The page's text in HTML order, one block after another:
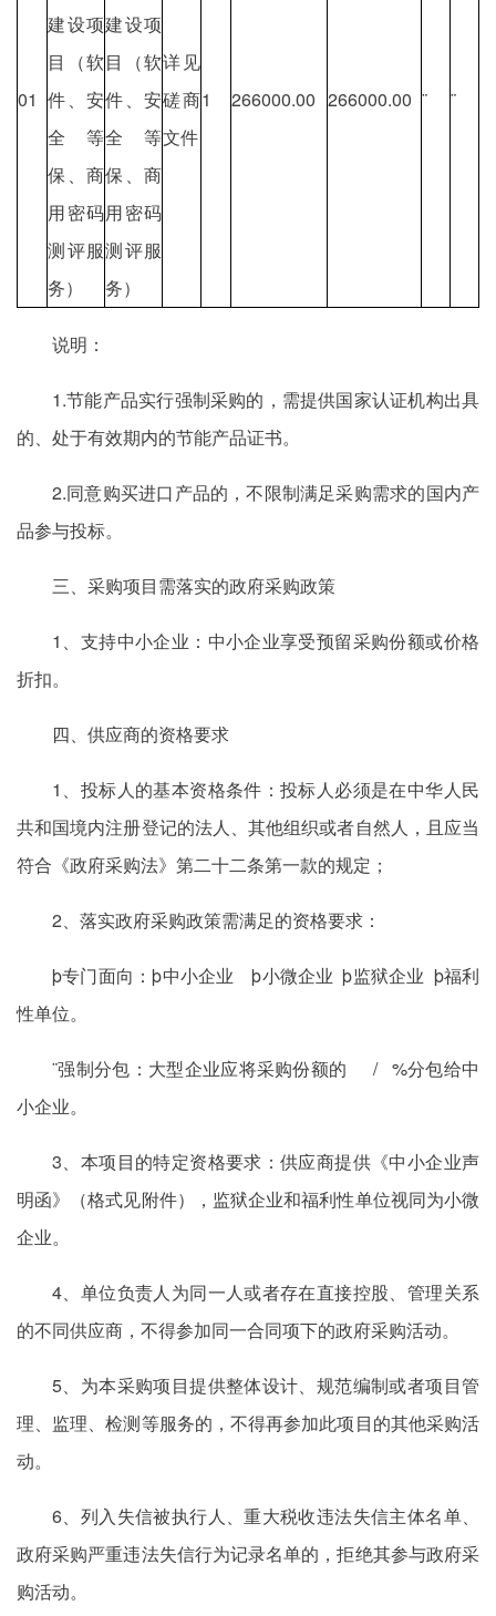
01
建设项
目（软
件、安
全等
保、商
用密码
测评服
务）
建设项
目（软
件、安
全等
保、商
用密码
测评服
务）
详见
磋商
文件
1 266000.00 266000.00 ¨ ¨
说明：
1.节能产品实行强制采购的，需提供国家认证机构出具
的、处于有效期内的节能产品证书。
2.同意购买进口产品的，不限制满足采购需求的国内产
品参与投标。
三、采购项目需落实的政府采购政策
1、支持中小企业：中小企业享受预留采购份额或价格
折扣。
四、供应商的资格要求
1、投标人的基本资格条件：投标人必须是在中华人民
共和国境内注册登记的法人、其他组织或者自然人，且应当
符合《政府采购法》第二十二条第一款的规定；
2、落实政府采购政策需满足的资格要求：
þ专门面向：þ中小企业 þ小微企业 þ监狱企业 þ福利
性单位。
¨强制分包：大型企业应将采购份额的 / %分包给中
小企业。
3、本项目的特定资格要求：供应商提供《中小企业声
明函》（格式见附件），监狱企业和福利性单位视同为小微
企业。
4、单位负责人为同一人或者存在直接控股、管理关系
的不同供应商，不得参加同一合同项下的政府采购活动。
5、为本采购项目提供整体设计、规范编制或者项目管
理、监理、检测等服务的，不得再参加此项目的其他采购活
动。
6、列入失信被执行人、重大税收违法失信主体名单、
政府采购严重违法失信行为记录名单的，拒绝其参与政府采
购活动。